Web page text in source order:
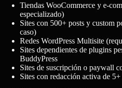
Tiendas WooCommerce y e-
especializado)
Sites con 500+ posts y custom
caso)
Redes WordPress Multisite
Sites dependientes de plugins
BuddyPress
Sites de suscripción o paywall
Sites con redacción activa de